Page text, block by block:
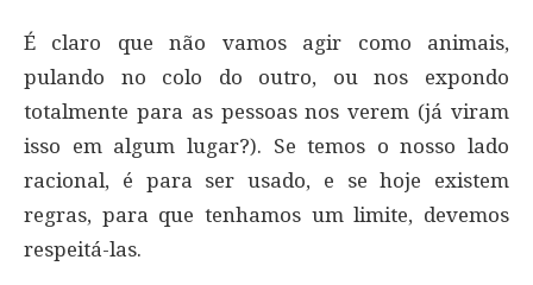
É claro que não vamos agir como animais,
pulando no colo do outro, ou nos expondo
totalmente para as pessoas nos verem (já viram
isso em algum lugar?). Se temos o nosso lado
racional, é para ser usado, e se hoje existem
regras, para que tenhamos um limite, devemos
respeitá-las.